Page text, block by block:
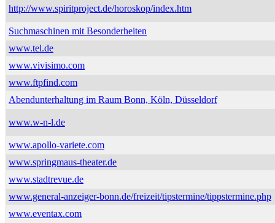
http://www.spiritproject.de/horoskop/index.htm
Suchmaschinen mit Besonderheiten
www.tel.de
www.vivisimo.com
www.ftpfind.com
Abendunterhaltung im Raum Bonn, Köln, Düsseldorf
www.w-n-l.de
www.apollo-variete.com
www.springmaus-theater.de
www.stadtrevue.de
www.general-anzeiger-bonn.de/freizeit/tipstermine/tippstermine.php
www.eventax.com